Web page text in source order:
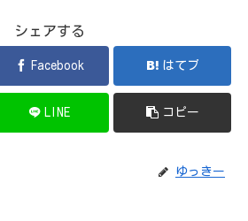
シェアする
Facebook はてブ
LINE コピー
ゆっきー